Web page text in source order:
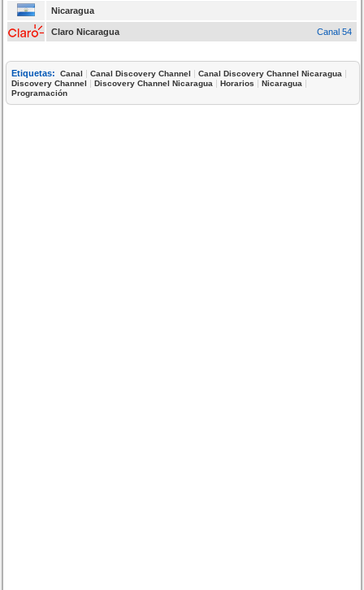
Nicaragua
Claro Nicaragua Canal 54
Etiquetas: Canal |Canal Discovery Channel |Canal Discovery Channel Nicaragua |
Discovery Channel |Discovery Channel Nicaragua |Horarios |Nicaragua |
Programación